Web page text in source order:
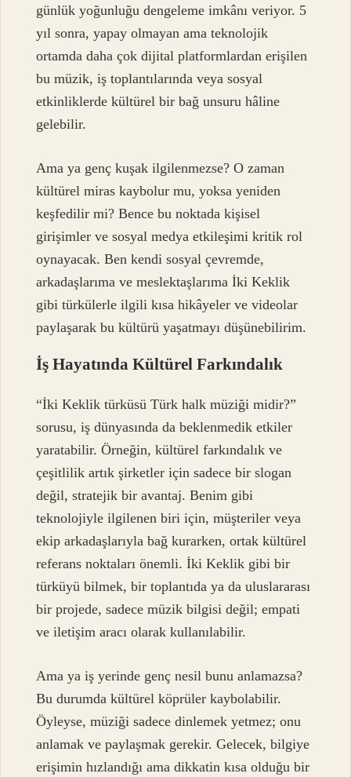
günlük yoğunluğu dengeleme imkânı veriyor. 5
yıl sonra, yapay olmayan ama teknolojik
ortamda daha çok dijital platformlardan erişilen
bu müzik, iş toplantılarında veya sosyal
etkinliklerde kültürel bir bağ unsuru hâline
gelebilir.
Ama ya genç kuşak ilgilenmezse? O zaman
kültürel miras kaybolur mu, yoksa yeniden
keşfedilir mi? Bence bu noktada kişisel
girişimler ve sosyal medya etkileşimi kritik rol
oynayacak. Ben kendi sosyal çevremde,
arkadaşlarıma ve meslektaşlarıma İki Keklik
gibi türkülerle ilgili kısa hikâyeler ve videolar
paylaşarak bu kültürü yaşatmayı düşünebilirim.
İş Hayatında Kültürel Farkındalık
“İki Keklik türküsü Türk halk müziği midir?”
sorusu, iş dünyasında da beklenmedik etkiler
yaratabilir. Örneğin, kültürel farkındalık ve
çeşitlilik artık şirketler için sadece bir slogan
değil, stratejik bir avantaj. Benim gibi
teknolojiyle ilgilenen biri için, müşteriler veya
ekip arkadaşlarıyla bağ kurarken, ortak kültürel
referans noktaları önemli. İki Keklik gibi bir
türküyü bilmek, bir toplantıda ya da uluslararası
bir projede, sadece müzik bilgisi değil; empati
ve iletişim aracı olarak kullanılabilir.
Ama ya iş yerinde genç nesil bunu anlamazsa?
Bu durumda kültürel köprüler kaybolabilir.
Öyleyse, müziği sadece dinlemek yetmez; onu
anlamak ve paylaşmak gerekir. Gelecek, bilgiye
erişimin hızlandığı ama dikkatin kısa olduğu bir